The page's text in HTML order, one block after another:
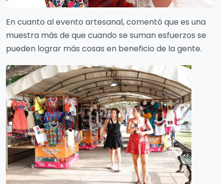
En cuanto al evento artesanal, comentó que es una
muestra más de que cuando se suman esfuerzos se
pueden lograr más cosas en beneficio de la gente.